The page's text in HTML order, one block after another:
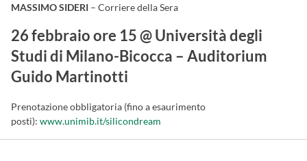
MASSIMO SIDERI – Corriere della Sera
26 febbraio ore 15 @ Università degli
Studi di Milano-Bicocca – Auditorium
Guido Martinotti
Prenotazione obbligatoria (fino a esaurimento
posti): www.unimib.it/silicondream